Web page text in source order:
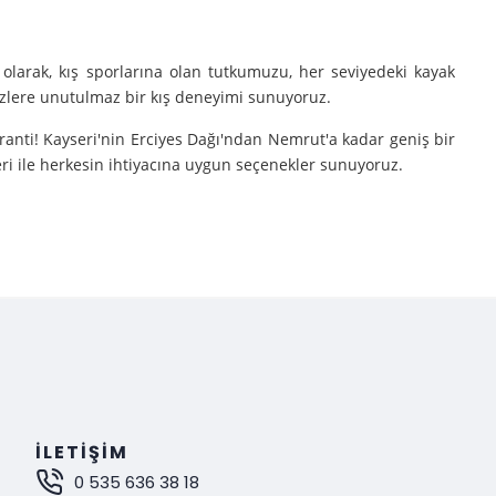
kış sporlarına olan tutkumuzu, her seviyedeki kayak
unutulmaz bir kış deneyimi sunuyoruz.
Kayseri'nin Erciyes Dağı'ndan Nemrut'a kadar geniş bir
ile herkesin ihtiyacına uygun seçenekler sunuyoruz.
çıkarıyoruz.
bir deneyim sunuyoruz.
İLETIŞIM
0 535 636 38 18